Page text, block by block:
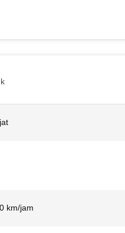
km/jam